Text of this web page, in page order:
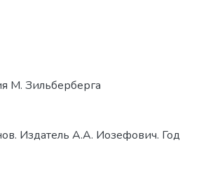
М. Зильберберга
Издатель А.А. Иозефович. Год